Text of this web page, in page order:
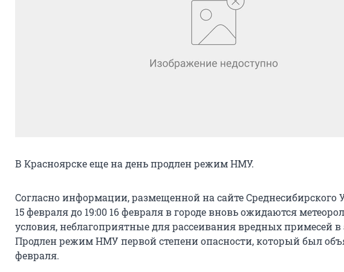
В Красноярске еще на день продлен режим НМУ.
Согласно информации, размещенной на сайте Среднесибирского
15 февраля до 19:00 16 февраля в городе вновь ожидаются
условия, неблагоприятные для рассеивания вредных примесей в
Продлен режим НМУ первой степени опасности, который был
февраля.